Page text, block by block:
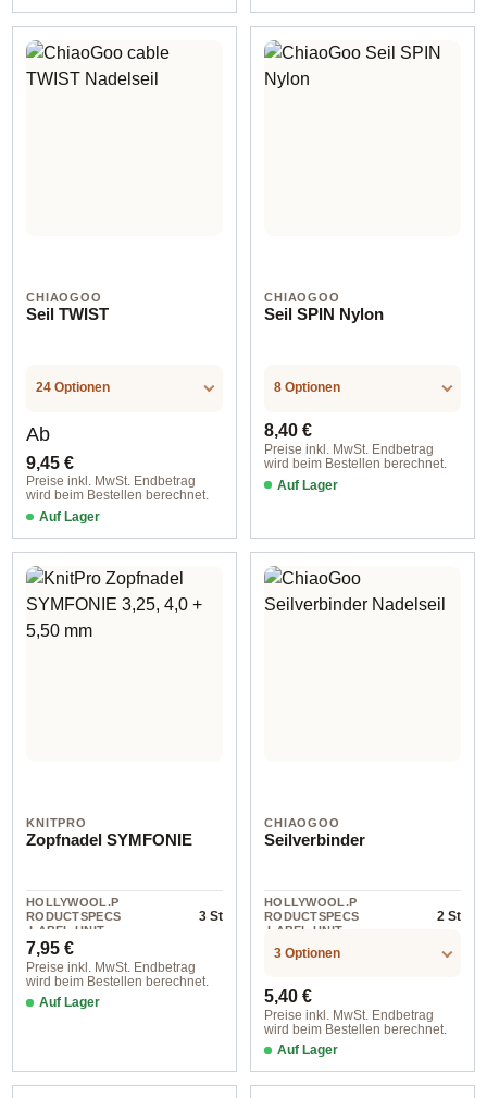
CHIAOGOO
Seil TWIST
24 Optionen
Regulärer Preis:
Ab
9,45 €
Preise inkl. MwSt. Endbetrag
wird beim Bestellen berechnet.
Auf Lager
CHIAOGOO
Seil SPIN Nylon
8 Optionen
Regulärer Preis:
8,40 €
Preise inkl. MwSt. Endbetrag
wird beim Bestellen berechnet.
Auf Lager
KNITPRO
Zopfnadel SYMFONIE
HOLLYWOOL.P
RODUCTSPECS
.LABEL.UNIT
3 St
Regulärer Preis:
7,95 €
Preise inkl. MwSt. Endbetrag
wird beim Bestellen berechnet.
Auf Lager
CHIAOGOO
Seilverbinder
HOLLYWOOL.P
RODUCTSPECS
.LABEL.UNIT
2 St
3 Optionen
Regulärer Preis:
5,40 €
Preise inkl. MwSt. Endbetrag
wird beim Bestellen berechnet.
Auf Lager